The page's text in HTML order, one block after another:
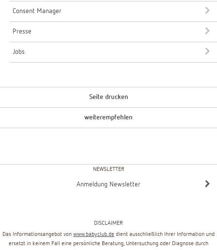
Consent Manager
Presse
Jobs
Seite drucken
weiterempfehlen
NEWSLETTER
Anmeldung Newsletter
DISCLAIMER
Das Informationsangebot von www.babyclub.de dient ausschließlich Ihrer Information und
ersetzt in keinem Fall eine persönliche Beratung, Untersuchung oder Diagnose durch